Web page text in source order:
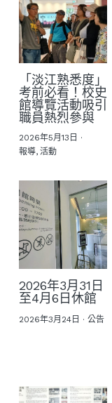
「淡江熟悉度」
考前必看！校史
館導覽活動吸引
職員熱烈參與
2026年5月13日 ·
報導, 活動
2026年3月31日
至4月6日休館
2026年3月24日 · 公告